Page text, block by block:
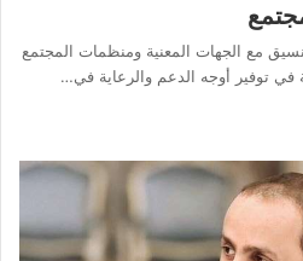
مع الجهات المعنية ومنظمات المجتمع
توفير أوجه الدعم والرعاية في…